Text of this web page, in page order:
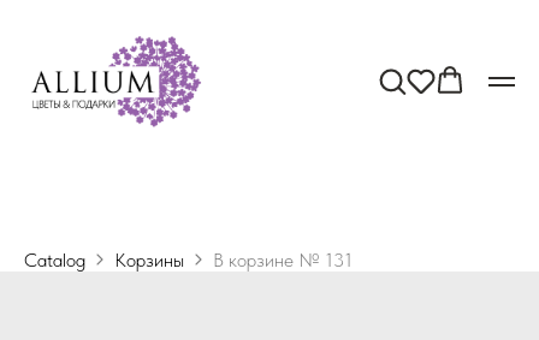
Catalog Корзины В корзине № 131